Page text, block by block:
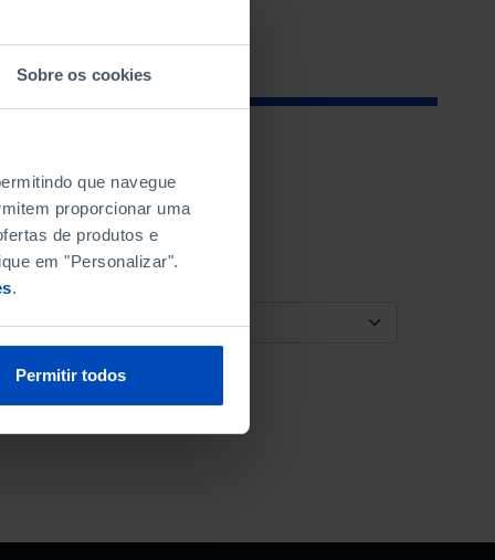
Sobre os cookies
que navegue
proporcionar uma
de produtos e
em "Personalizar".
.
Permitir todos
ORDENAR POR